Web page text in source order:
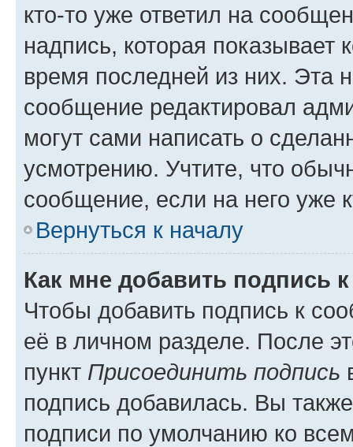
кто-то уже ответил на
надпись, которая показывает
время последней из них. Эта
сообщение редактировал
могут сами написать о
усмотрению. Учтите, что
сообщение, если на него уже
Вернуться к началу
Как мне добавить подпись
Чтобы добавить подпись к
её в личном разделе. После
пункт Присоединить подпись
подпись добавилась. Вы
подписи по умолчанию ко